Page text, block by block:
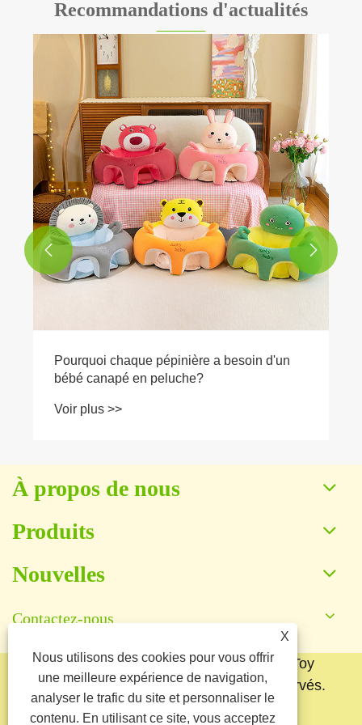
Recommandations d'actualités
Qu’est-ce qui rend les jouets en peluche
des fêtes essentiels pour les célébrations
festives ?
Voir plus >>
 
À propos de nous
Produits
Nouvelles
Contactez-nous
Copyright © 2025 Baoding Yuankang Toy
Manufacturing Co., Ltd. Tous droits réservés.
Links
Sitemap RSS XML
X
Nous utilisons des cookies pour vous offrir
une meilleure expérience de navigation,
analyser le trafic du site et personnaliser le
contenu. En utilisant ce site, vous acceptez